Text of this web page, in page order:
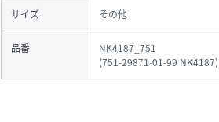
サイズ その他
品番
NK4187_751
(751-29871-01-99 NK4187)